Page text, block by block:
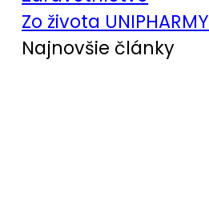
Zo života UNIPHARMY
Najnovšie články